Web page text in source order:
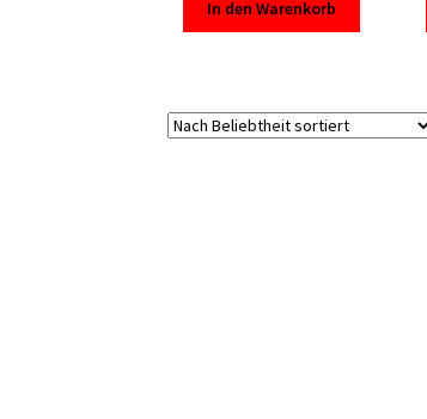
In den Warenkorb